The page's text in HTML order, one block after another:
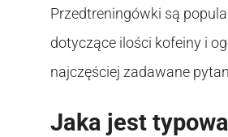
Przedtreningówki są
dotyczące ilości kofeiny i
najczęściej zadawane
Jaka jest